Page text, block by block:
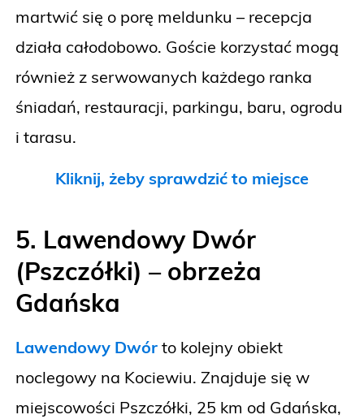
martwić się o porę meldunku – recepcja
działa całodobowo. Goście korzystać mogą
również z serwowanych każdego ranka
śniadań, restauracji, parkingu, baru, ogrodu
i tarasu.
Kliknij, żeby sprawdzić to miejsce
5. Lawendowy Dwór
(Pszczółki) – obrzeża
Gdańska
Lawendowy Dwór to kolejny obiekt
noclegowy na Kociewiu. Znajduje się w
miejscowości Pszczółki, 25 km od Gdańska,